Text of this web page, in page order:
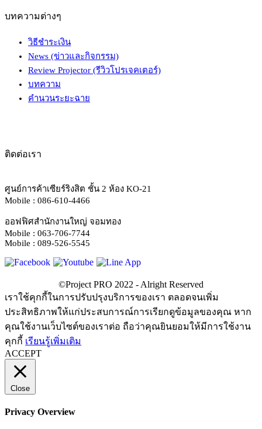
บทความต่างๆ
วิธีชำระเงิน
News (ข่าวและกิจกรรม)
Review Projector (รีวิวโปรเจคเตอร์)
บทความ
คำนวนระยะฉาย
ติดต่อเรา
ศูนย์การค้าเซียร์ริงสิต ชั้น 2 ห้อง KO-21
Mobile : 086-610-4466
ออฟฟิศสำนักงานใหญ่ จอมทอง
Mobile : 063-706-7744
Mobile : 089-526-5545
เราใช้คุกกี้ในการปรับปรุงบริการของเรา ตลอดจนเพิ่ม
ประสิทธิภาพให้แก่ประสบการณ์การเรียกดูข้อมูลของคุณ หาก
คุณใช้งานเว็บไซต์ของเราต่อ ถือว่าคุณยินยอมให้มีการใช้งาน
คุกกี้ เรียนรู้เพิ่มเติม
ACCEPT
Close
Privacy Overview